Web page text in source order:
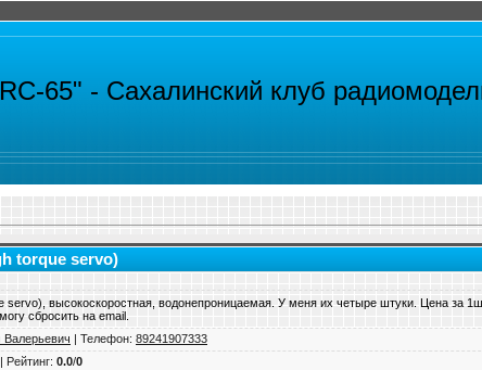
65" - Сахалинский клуб
torque servo)
высокоскоростная, водонепроницаемая. У меня их четыре штуки. Цена за
сбросить на email.
| Телефон: 89241907333
Рейтинг: 0.0/0